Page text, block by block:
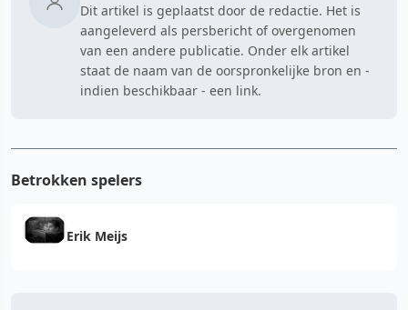
Dit artikel is geplaatst door de redactie. Het is
aangeleverd als persbericht of overgenomen
van een andere publicatie. Onder elk artikel
staat de naam van de oorspronkelijke bron en -
indien beschikbaar - een link.
Betrokken spelers
Erik Meijs